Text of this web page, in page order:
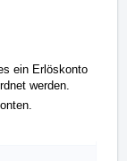
ein Erlöskonto
werden.